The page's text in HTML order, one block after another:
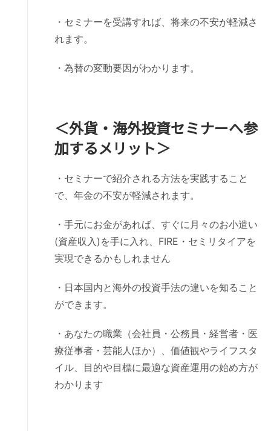
・セミナーを受講すれば、将来の不安が軽減さ
れます。
・為替の変動要因がわかります。
＜外貨・海外投資セミナーへ参
加するメリット＞
・セミナーで紹介される方法を実践すること
で、年金の不安が軽減されます。
・手元にお金があれば、すぐに月々のお小遣い
(資産収入)を手に入れ、FIRE・セミリタイアを
実現できるかもしれません
・日本国内と海外の投資手法の違いを知ること
ができます。
・あなたの職業（会社員・公務員・経営者・医
療従事者・芸能人ほか）、価値観やライフスタ
イル、目的や目標に最適な資産運用の始め方が
わかります